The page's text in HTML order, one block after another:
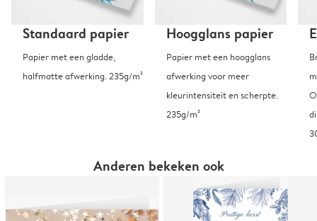
Standaard papier
Papier met een gladde,
halfmatte afwerking. 235g/m²
Hoogglans papier
Papier met een hoogglans
afwerking voor meer
kleurintensiteit en scherpte.
235g/m²
Anderen bekeken ook